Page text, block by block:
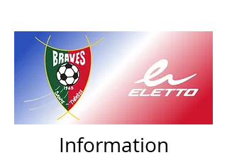
Information